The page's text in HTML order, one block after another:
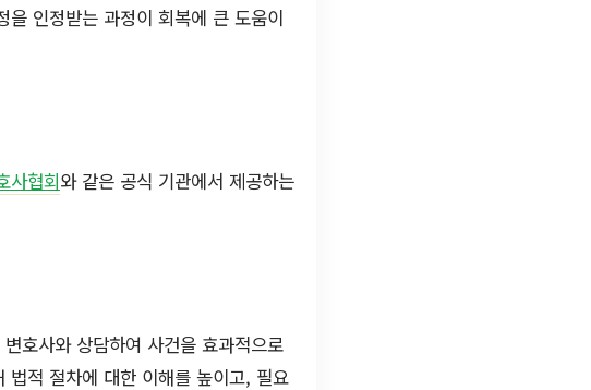
인정받는 과정이 회복에 큰 도움이
사협회와 같은 공식 기관에서 제공하는
호사와 상담하여 사건을 효과적으로
법적 절차에 대한 이해를 높이고, 필요